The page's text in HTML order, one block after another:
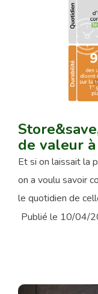
de valeur
Et si on laissait la
on a voulu savoir
le quotidien de
Publié le 10/04/